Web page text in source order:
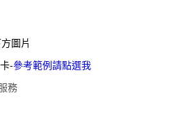
圖片
-參考範例請點選我
務